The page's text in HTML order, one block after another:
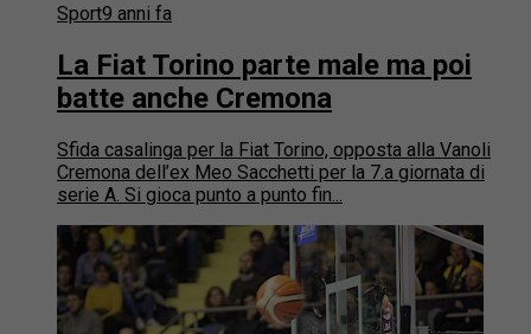
Sport9 anni fa
La Fiat Torino parte male ma poi
batte anche Cremona
Sfida casalinga per la Fiat Torino, opposta alla Vanoli
Cremona dell’ex Meo Sacchetti per la 7.a giornata di
serie A. Si gioca punto a punto fin...